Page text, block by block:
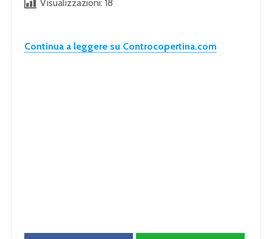
Visualizzazioni: 18
Continua a leggere su Controcopertina.com